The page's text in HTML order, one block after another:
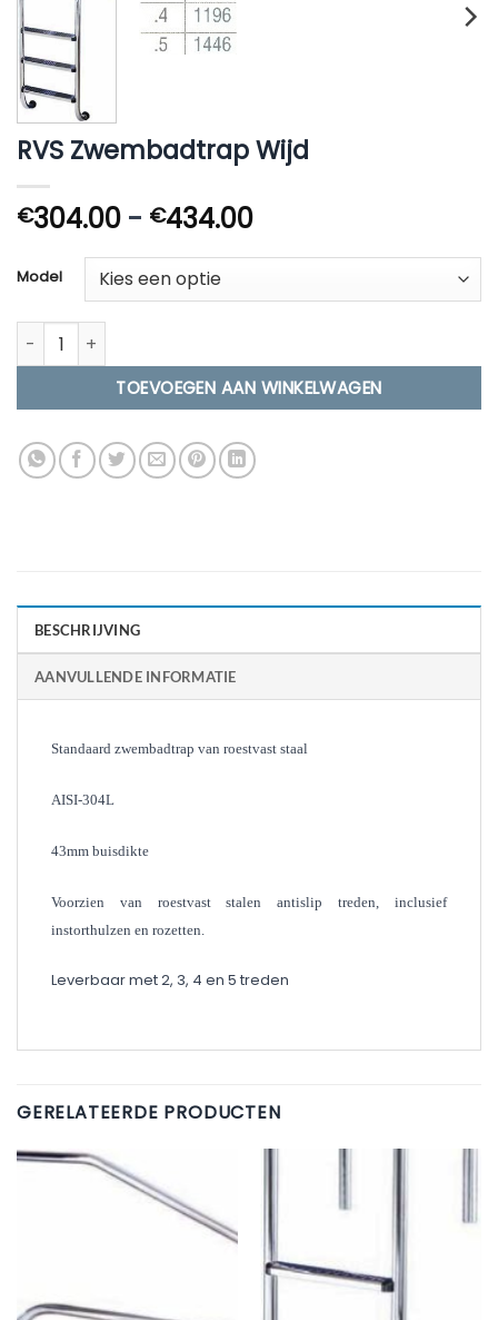
RVS Zwembadtrap Wijd
€304.00 - €434.00Prijsklasse:
€434.00
Model
RVS Zwembadtrap Wijd aantal
TOEVOEGEN AAN WINKELWAGEN
BESCHRIJVING
AANVULLENDE INFORMATIE
Standaard zwembadtrap van roestvast staal
AISI-304L
43mm buisdikte
Voorzien van roestvast stalen antislip treden, inclusief
instorthulzen en rozetten.
Leverbaar met 2, 3, 4 en 5 treden
GERELATEERDE PRODUCTEN